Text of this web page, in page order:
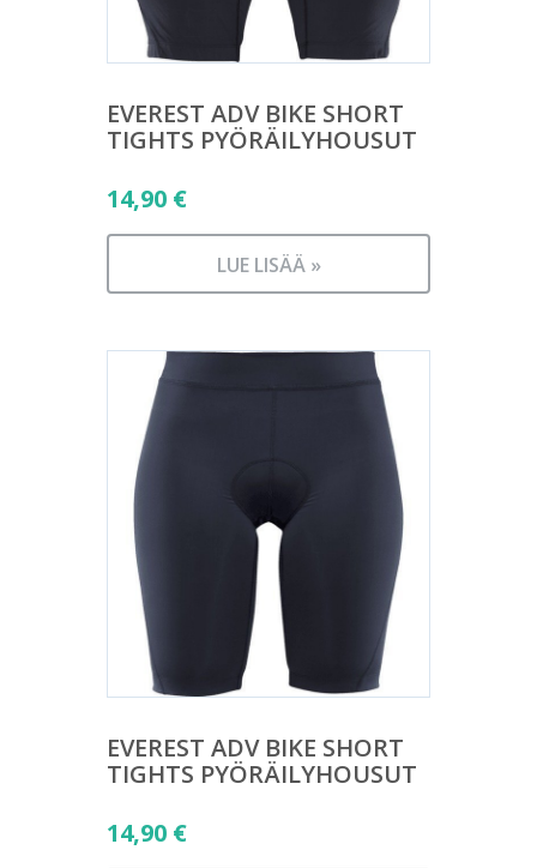
EVEREST ADV BIKE SHORT
TIGHTS PYÖRÄILYHOUSUT
14,90 €
LUE LISÄÄ »
EVEREST ADV BIKE SHORT
TIGHTS PYÖRÄILYHOUSUT
14,90 €